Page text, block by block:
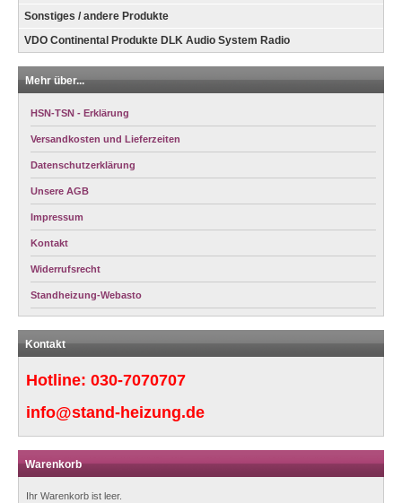
Sonstiges / andere Produkte
VDO Continental Produkte DLK Audio System Radio
Mehr über...
HSN-TSN - Erklärung
Versandkosten und Lieferzeiten
Datenschutzerklärung
Unsere AGB
Impressum
Kontakt
Widerrufsrecht
Standheizung-Webasto
Kontakt
Hotline: 030-7070707
info@stand-heizung.de
Warenkorb
Ihr Warenkorb ist leer.